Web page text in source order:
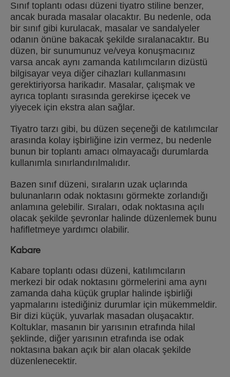
Sınıf toplantı odası düzeni tiyatro stiline benzer,
ancak burada masalar olacaktır. Bu nedenle, oda
bir sınıf gibi kurulacak, masalar ve sandalyeler
odanın önüne bakacak şekilde sıralanacaktır. Bu
düzen, bir sunumunuz ve/veya konuşmacınız
varsa ancak aynı zamanda katılımcıların dizüstü
bilgisayar veya diğer cihazları kullanmasını
gerektiriyorsa harikadır. Masalar, çalışmak ve
ayrıca toplantı sırasında gerekirse içecek ve
yiyecek için ekstra alan sağlar.
Tiyatro tarzı gibi, bu düzen seçeneği de katılımcılar
arasında kolay işbirliğine izin vermez, bu nedenle
bunun bir toplantı amacı olmayacağı durumlarda
kullanımla sınırlandırılmalıdır.
Bazen sınıf düzeni, sıraların uzak uçlarında
bulunanların odak noktasını görmekte zorlandığı
anlamına gelebilir. Sıraları, odak noktasına açılı
olacak şekilde şevronlar halinde düzenlemek bunu
hafifletmeye yardımcı olabilir.
Kabare
Kabare toplantı odası düzeni, katılımcıların
merkezi bir odak noktasını görmelerini ama aynı
zamanda daha küçük gruplar halinde işbirliği
yapmalarını istediğiniz durumlar için mükemmeldir.
Bir dizi küçük, yuvarlak masadan oluşacaktır.
Koltuklar, masanın bir yarısının etrafında hilal
şeklinde, diğer yarısının etrafında ise odak
noktasına bakan açık bir alan olacak şekilde
düzenlenecektir.